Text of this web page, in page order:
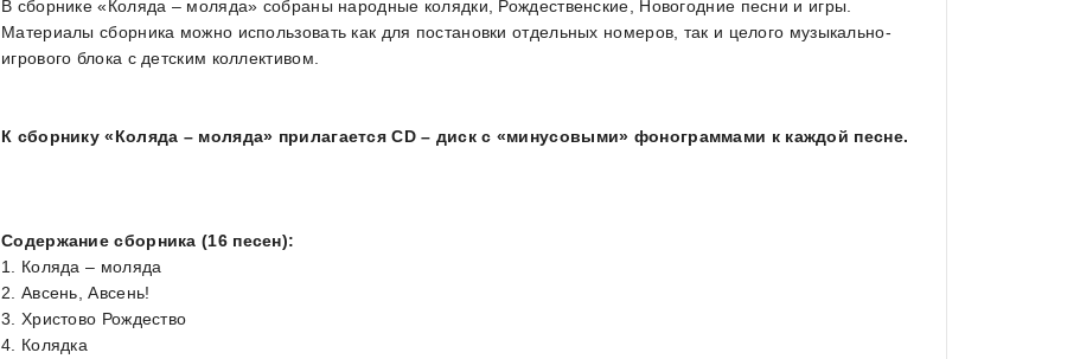
В сборнике «Коляда – моляда» собраны народные колядки, Рождественские, Новогодние песни и игры.
Материалы сборника можно использовать как для постановки отдельных номеров, так и целого музыкально-
игрового блока с детским коллективом.
К сборнику «Коляда – моляда» прилагается CD – диск с «минусовыми» фонограммами к каждой песне.
Содержание сборника (16 песен):
1. Коляда – моляда
2. Авсень, Авсень!
3. Христово Рождество
4. Колядка